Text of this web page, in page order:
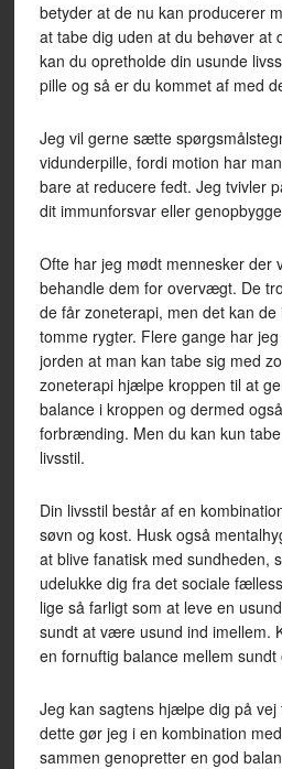
betyder at de nu kan producerer
at tabe dig uden at du behøver at
kan du opretholde din usunde
pille og så er du kommet af med
Jeg vil gerne sætte
vidunderpille, fordi motion har
bare at reducere fedt. Jeg tvivler
dit immunforsvar eller
Ofte har jeg mødt mennesker der
behandle dem for overvægt. De
de får zoneterapi, men det kan
tomme rygter. Flere gange har
jorden at man kan tabe sig med
zoneterapi hjælpe kroppen til at
balance i kroppen og dermed
forbrænding. Men du kan kun
livsstil.
Din livsstil består af en
søvn og kost. Husk også
at blive fanatisk med sundheden,
udelukke dig fra det sociale
lige så farligt som at leve en
sundt at være usund ind imellem.
en fornuftig balance mellem sundt
Jeg kan sagtens hjælpe dig på vej
dette gør jeg i en kombination
sammen genopretter en god